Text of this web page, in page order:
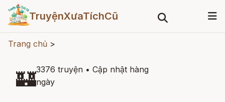
TruyệnXưaTíchCũ
Trang chủ >
🏰3376 truyện • Cập nhật hàng
ngày